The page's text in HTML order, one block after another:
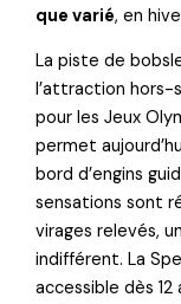
que varié, en
La piste de
l’attraction hors-
pour les Jeux
permet
bord d’engins
sensations sont
virages relevés,
indifférent. La
accessible dès